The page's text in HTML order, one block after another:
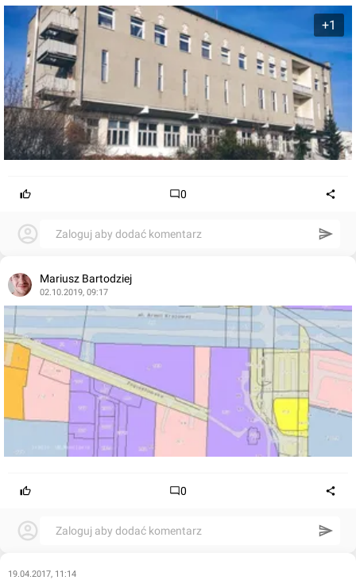
+1
0
Zaloguj aby dodać komentarz
Mariusz Bartodziej
02.10.2019, 09:17
0
Zaloguj aby dodać komentarz
19.04.2017, 11:14